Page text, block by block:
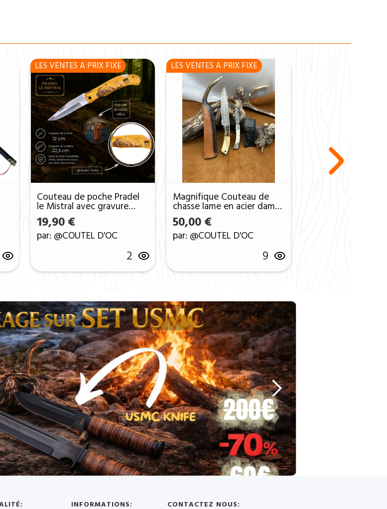
LES VENTES A PRIX FIXE
Couteau de poche Pradel
le Mistral avec gravure
laser MOTO ref CH12moto
19,90 €
par: @COUTEL D'OC
2
LES VENTES A PRIX FIXE
Magnifique Couteau de
chasse lame en acier damas
256 couches avec Petit
Couteau de poche Offert
ref D302
50,00 €
par: @COUTEL D'OC
9
INFORMATIONS: CONTACTEZ NOUS: